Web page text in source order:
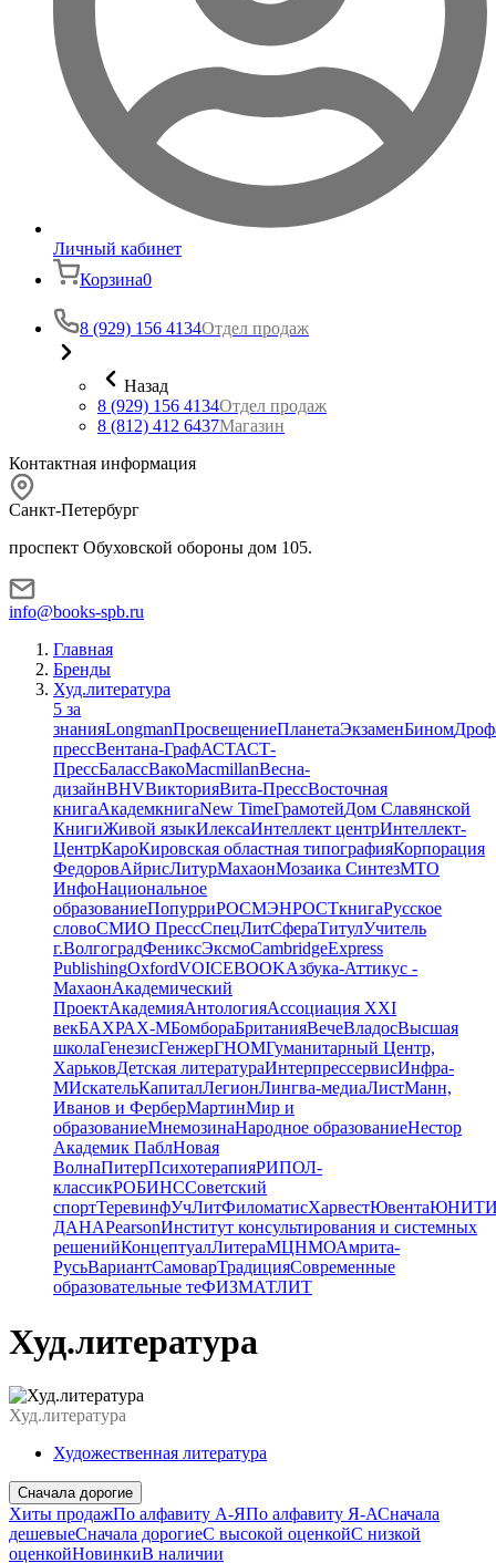
Личный кабинет
Корзина0
8 (929) 156 4134Отдел продаж
Назад
8 (929) 156 4134Отдел продаж
8 (812) 412 6437Магазин
Контактная информация
Санкт-Петербург
проспект Обуховской обороны дом 105.
info@books-spb.ru
Главная
Бренды
Худ.литература
5 за
знанияLongmanПросвещениеПланетаЭкзаменБином
прессВентана-ГрафАСТАСТ-
ПрессБалассВакоMacmillanВесна-
дизайнBHVВикторияВита-ПрессВосточная
книгаАкадемкнигаNew TimeГрамотейДом Славянской
КнигиЖивой языкИлексаИнтеллект центрИнтеллект-
ЦентрКароКировская областная типографияКорпорация
ФедоровАйрисЛитурМахаонМозаика СинтезМТО
ИнфоНациональное
образованиеПопурриРОСМЭНРОСТкнигаРусское
словоСМИО ПрессСпецЛитСфераТитулУчитель
г.ВолгоградФениксЭксмоCambridgeExpress
PublishingOxfordVOICEBOOKАзбука-Аттикус -
МахаонАкадемический
ПроектАкадемияАнтологияАссоциация XXI
векБАХРАХ-МБомбораБританияВечеВладосВысшая
школаГенезисГенжерГНОМГуманитарный Центр,
ХарьковДетская литератураИнтерпрессервисИнфра-
МИскательКапиталЛегионЛингва-медиаЛистМанн,
Иванов и ФерберМартинМир и
образованиеМнемозинаНародное образованиеНестор
Академик ПаблНовая
ВолнаПитерПсихотерапияРИПОЛ-
классикРОБИНССоветский
спортТеревинфУчЛитФиломатисХарвестЮвента
ДАНАPearsonИнститут консультирования и системных
решенийКонцептуалЛитераМЦНМОАмрита-
РусьВариантСамоварТрадицияСовременные
образовательные теФИЗМАТЛИТ
Худ.литература
Худ.литература
Художественная литература
Сначала дорогие
Хиты продажПо алфавиту А-ЯПо алфавиту Я-АСначала
дешевыеСначала дорогиеС высокой оценкойС низкой
оценкойНовинкиВ наличии